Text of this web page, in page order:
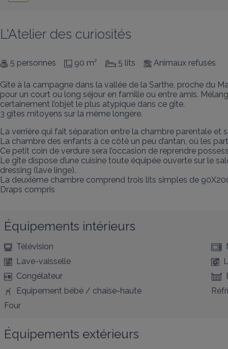
L'Atelier des curiosités
5 personnes 90 m² 5 lits Animaux refusés
Gîte à la campagne dans la vallée de la Sarthe, proche du
pour un court ou long séjour en famille ou entre amis.
certainement l’objet le plus atypique dans ce gîte.
3 gîtes mitoyens sur la même longère.
La verrière qui fait séparation entre la chambre parentale et
La chambre des enfants à ce côté un peu d’antan, où les
Ce petit coin de verdure sera l’occasion de reprendre
Le gîte dispose d’une cuisine toute équipée ouverte sur le
dressing (lave linge).
La deuxième chambre comprend trois lits simples de
Draps compris
Équipements intérieurs
Télévision
Lave-vaisselle
Congélateur
Equipement bébé / chaise-haute
Four
Équipements extérieurs